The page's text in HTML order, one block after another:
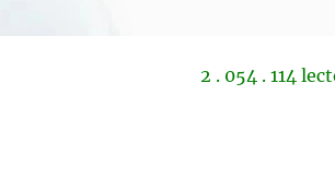
2 . 054 . 114